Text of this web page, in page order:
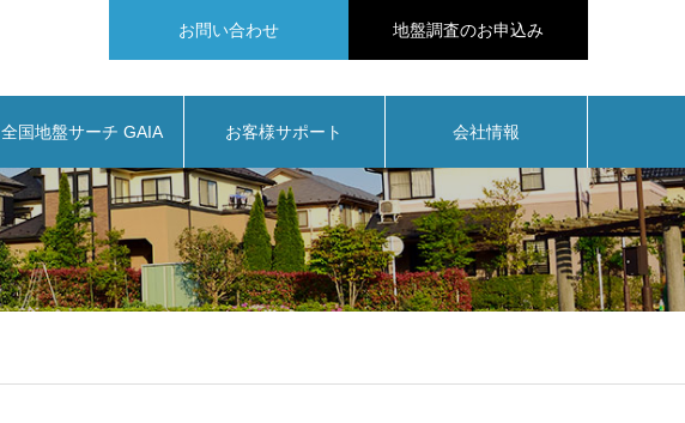
お問い合わせ 地盤調査のお申込み
全国地盤サーチ GAIA お客様サポート 会社情報